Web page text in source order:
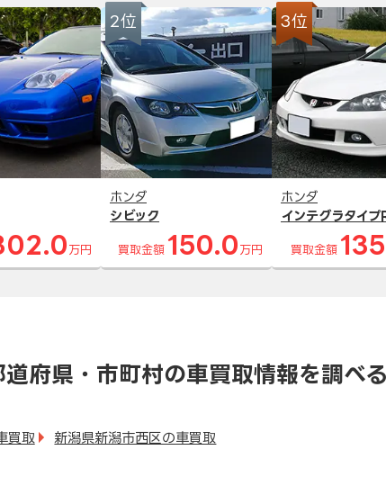
万円
2位
ホンダ
シビック
買取金額 150.0 万円
3位
ホンダ
インテグラタイプ
買取金額
道府県・市町村の車買取情報を調べる
買取 新潟県新潟市西区の車買取